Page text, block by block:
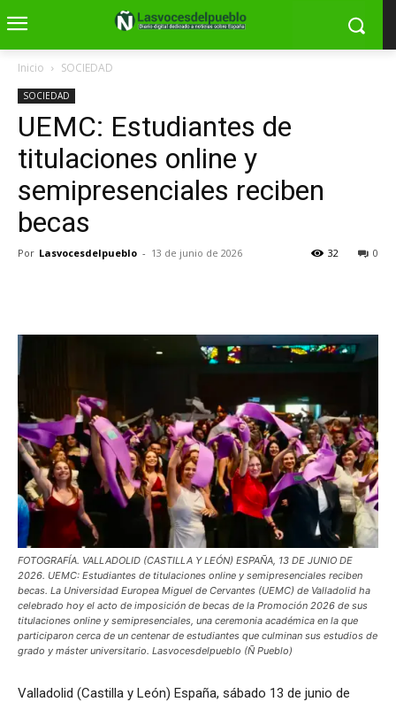
Inicio SOCIEDAD
SOCIEDAD
UEMC: Estudiantes de
titulaciones online y
semipresenciales reciben
becas
Por Lasvocesdelpueblo - 13 de junio de 2026 0
32
FOTOGRAFÍA. VALLADOLID (CASTILLA Y LEÓN) ESPAÑA, 13 DE JUNIO DE
2026. UEMC: Estudiantes de titulaciones online y semipresenciales reciben
becas. La Universidad Europea Miguel de Cervantes (UEMC) de Valladolid ha
celebrado hoy el acto de imposición de becas de la Promoción 2026 de sus
titulaciones online y semipresenciales, una ceremonia académica en la que
participaron cerca de un centenar de estudiantes que culminan sus estudios de
grado y máster universitario. Lasvocesdelpueblo (Ñ Pueblo)
Valladolid (Castilla y León) España, sábado 13 de junio de